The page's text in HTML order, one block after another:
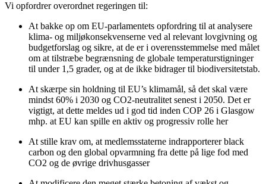
Vi opfordrer overordnet regeringen til:
At bakke op om EU-parlamentets opfordring til at analysere
klima- og miljøkonsekvenserne ved al relevant lovgivning og
budgetforslag og sikre, at de er i overensstemmelse med målet
om at tilstræbe begrænsning de globale temperaturstigninger
til under 1,5 grader, og at de ikke bidrager til biodiversitetstab.
At skærpe sin holdning til EU’s klimamål, så det skal være
mindst 60% i 2030 og CO2-neutralitet senest i 2050. Det er
vigtigt, at dette meldes ud i god tid inden COP 26 i Glasgow
mhp. at EU kan spille en aktiv og progressiv rolle her
At stille krav om, at medlemsstaterne indrapporterer black
carbon og den global opvarmning fra dette på lige fod med
CO2 og de øvrige drivhusgasser